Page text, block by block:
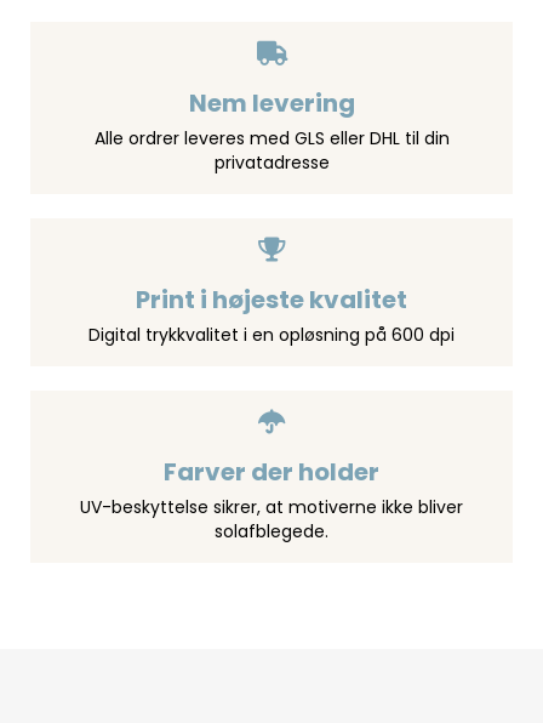
Nem levering
Alle ordrer leveres med GLS eller DHL til din
privatadresse
Print i højeste kvalitet
Digital trykkvalitet i en opløsning på 600 dpi
Farver der holder
UV-beskyttelse sikrer, at motiverne ikke bliver
solafblegede.